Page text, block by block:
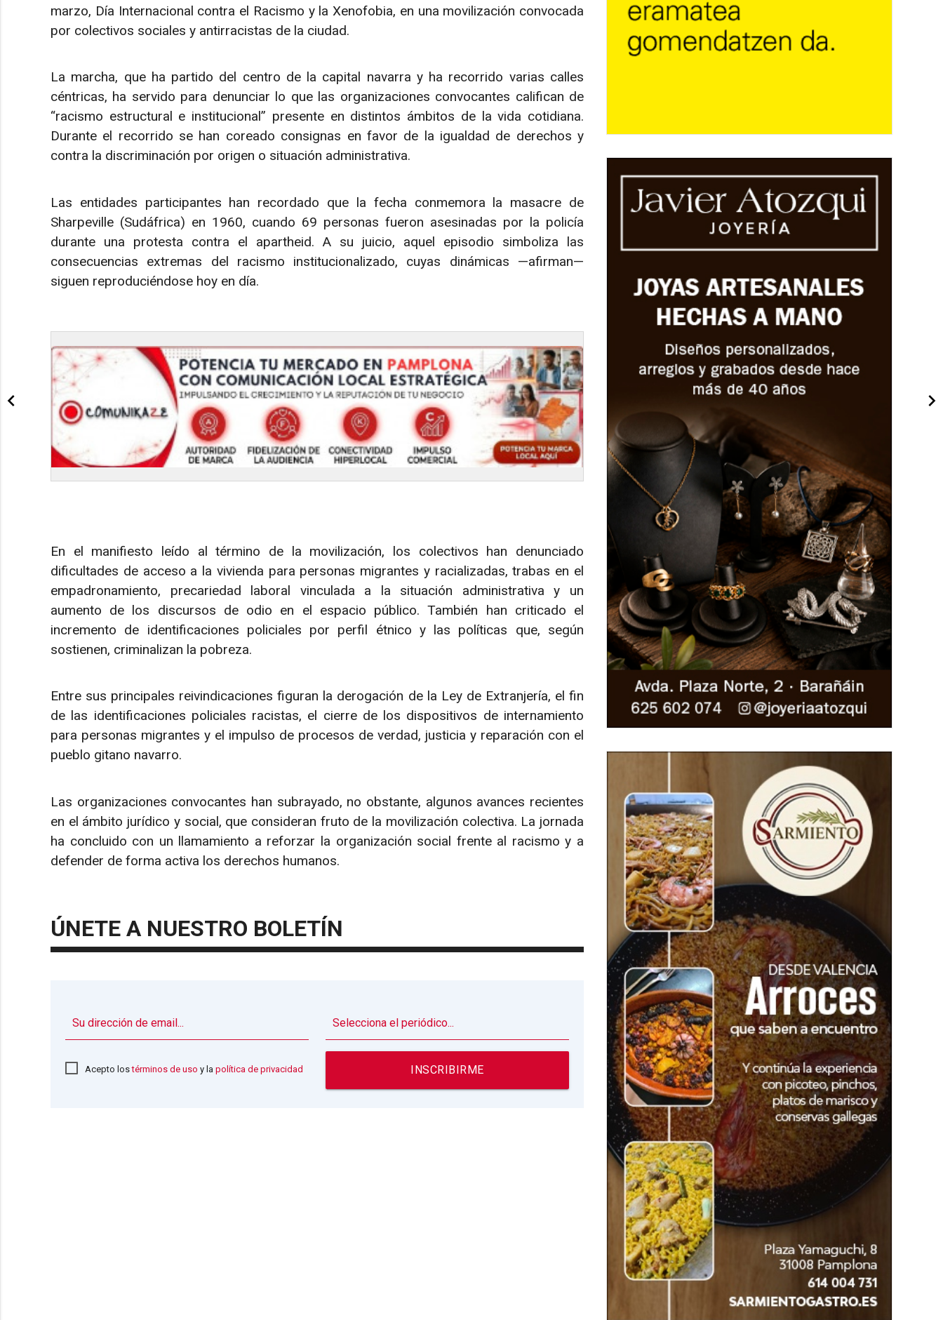
marzo, Día Internacional contra el Racismo y la Xenofobia, en una movilización convocada
por colectivos sociales y antirracistas de la ciudad.
La marcha, que ha partido del centro de la capital navarra y ha recorrido varias calles
céntricas, ha servido para denunciar lo que las organizaciones convocantes califican de
“racismo estructural e institucional” presente en distintos ámbitos de la vida cotidiana.
Durante el recorrido se han coreado consignas en favor de la igualdad de derechos y
contra la discriminación por origen o situación administrativa.
Las entidades participantes han recordado que la fecha conmemora la masacre de
Sharpeville (Sudáfrica) en 1960, cuando 69 personas fueron asesinadas por la policía
durante una protesta contra el apartheid. A su juicio, aquel episodio simboliza las
consecuencias extremas del racismo institucionalizado, cuyas dinámicas —afirman—
siguen reproduciéndose hoy en día.
En el manifiesto leído al término de la movilización, los colectivos han denunciado
dificultades de acceso a la vivienda para personas migrantes y racializadas, trabas en el
empadronamiento, precariedad laboral vinculada a la situación administrativa y un
aumento de los discursos de odio en el espacio público. También han criticado el
incremento de identificaciones policiales por perfil étnico y las políticas que, según
sostienen, criminalizan la pobreza.
Entre sus principales reivindicaciones figuran la derogación de la Ley de Extranjería, el fin
de las identificaciones policiales racistas, el cierre de los dispositivos de internamiento
para personas migrantes y el impulso de procesos de verdad, justicia y reparación con el
pueblo gitano navarro.
Las organizaciones convocantes han subrayado, no obstante, algunos avances recientes
en el ámbito jurídico y social, que consideran fruto de la movilización colectiva. La jornada
ha concluido con un llamamiento a reforzar la organización social frente al racismo y a
defender de forma activa los derechos humanos.
ÚNETE A NUESTRO BOLETÍN
Acepto lostérminos de uso y la política de privacidad INSCRIBIRME